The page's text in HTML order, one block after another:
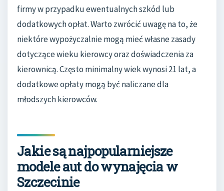
firmy w przypadku ewentualnych szkód lub
dodatkowych opłat. Warto zwrócić uwagę na to, że
niektóre wypożyczalnie mogą mieć własne zasady
dotyczące wieku kierowcy oraz doświadczenia za
kierownicą. Często minimalny wiek wynosi 21 lat, a
dodatkowe opłaty mogą być naliczane dla
młodszych kierowców.
Jakie są najpopularniejsze
modele aut do wynajęcia w
Szczecinie